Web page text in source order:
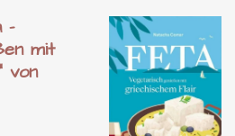
-
mit
von